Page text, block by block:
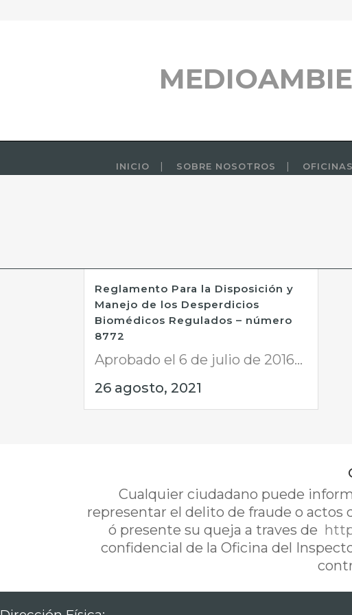
INICIO SOBRE NOSOTROS OFICINAS
Reglamento Para la Disposición y
Manejo de los Desperdicios
Biomédicos Regulados – número
8772
Aprobado el 6 de julio de 2016...
26 agosto, 2021
Cualquier ciudadano puede
representar el delito de fraude o actos
ó presente su queja a traves de
confidencial de la Oficina del